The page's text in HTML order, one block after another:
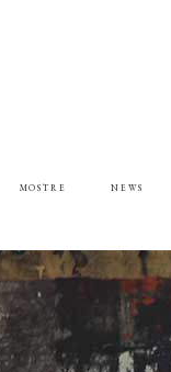
MOSTRE NEWS